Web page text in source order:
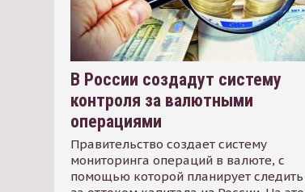
В России создадут систему
контроля за валютными
операциями
Правительство создает систему
мониторинга операций в валюте, с
помощью которой планирует следить